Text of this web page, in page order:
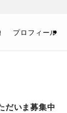
プロフィール
だいま募集中